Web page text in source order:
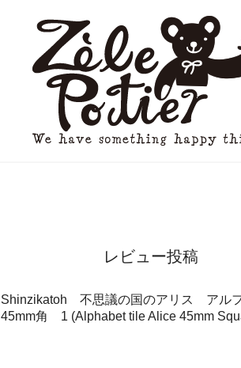
レビュー投稿
Shinzikatoh 不思議の国のアリス アル
45mm角 1 (Alphabet tile Alice 45mm